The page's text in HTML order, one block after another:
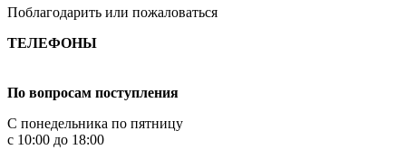
Поблагодарить или пожаловаться
ТЕЛЕФОНЫ
По вопросам поступления
С понедельника по пятницу
с 10:00 до 18:00